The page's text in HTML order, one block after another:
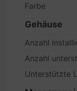
Farbe
Gehäuse
Anzahl
Anzahl
Unterstützte